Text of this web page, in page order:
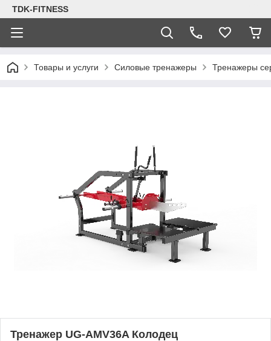
TDK-FITNESS
Товары и услуги Силовые тренажеры Тренажеры
Тренажер UG-AMV36A Колодец